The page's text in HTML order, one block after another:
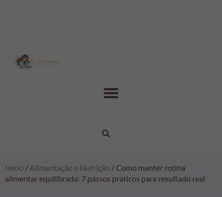
Início / Alimentação e Nutrição / Como manter rotina
alimentar equilibrada: 7 passos práticos para resultado real